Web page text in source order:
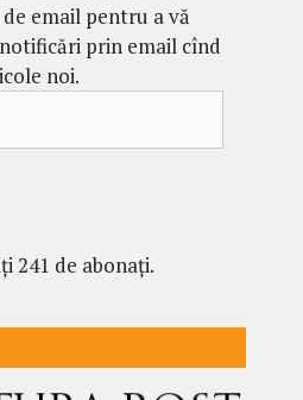
email pentru a vă
prin email cînd
noi.
241 de abonați.